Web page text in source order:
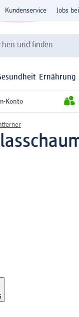
Kundenservice Jobs
und finden
Ernährung
Konto